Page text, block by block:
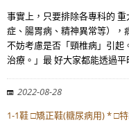
事實上，只要排除各專科的
症、腸胃病、精神異常等），
不妨考慮是否「頸椎病」引起
治療。」最 好大家都能透過
2022-08-28
1-1鞋 □矯正鞋(糖尿病用) * □